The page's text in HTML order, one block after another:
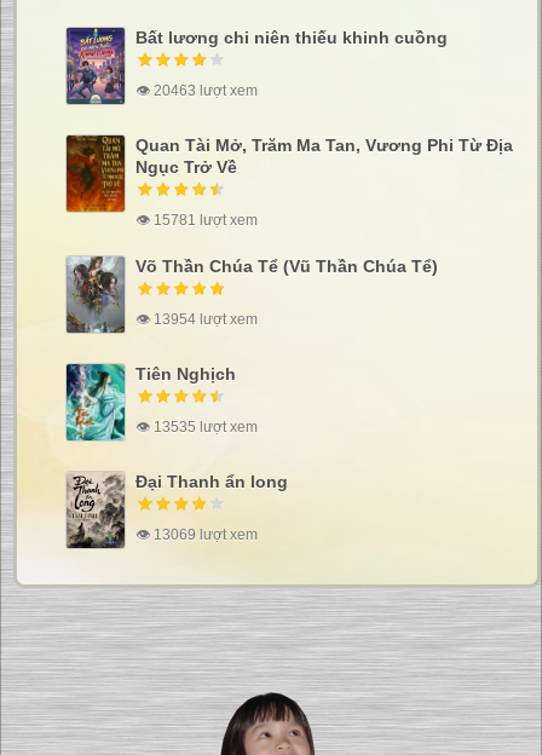
Bất lương chi niên thiếu khinh cuồng
👁 20463 lượt xem
Quan Tài Mở, Trăm Ma Tan, Vương Phi Từ Địa
Ngục Trở Về
👁 15781 lượt xem
Võ Thần Chúa Tể (Vũ Thần Chúa Tể)
👁 13954 lượt xem
Tiên Nghịch
👁 13535 lượt xem
Đại Thanh ẩn long
👁 13069 lượt xem